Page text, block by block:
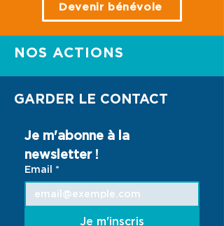
Devenir bénévole
NOS ACTIONS
GARDER LE CONTACT
Je m'abonne à la
newsletter !
Email *
Je m'inscris